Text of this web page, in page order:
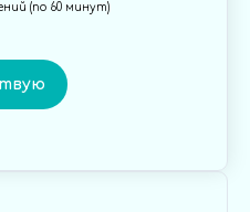
(по 60 минут)